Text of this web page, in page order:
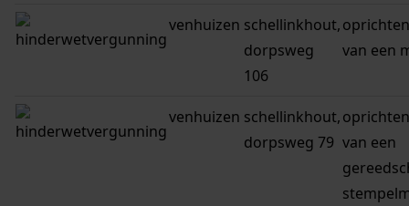
venhuizen schellinkhout,
dorpsweg
106
van een
venhuizen schellinkhout,
dorpsweg 79 van een